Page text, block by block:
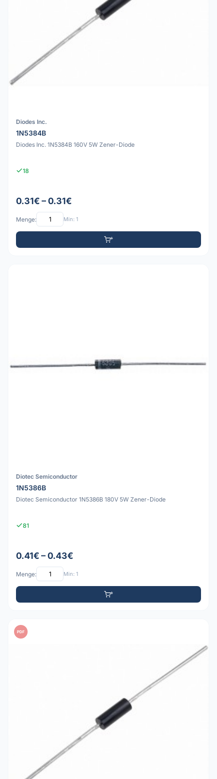
Diodes Inc.
1N5384B
Diodes Inc. 1N5384B 160V 5W Zener-Diode
18
0.31€ – 0.31€
Menge: Min: 1
Diotec Semiconductor
1N5386B
Diotec Semiconductor 1N5386B 180V 5W Zener-Diode
81
0.41€ – 0.43€
Menge: Min: 1
PDF